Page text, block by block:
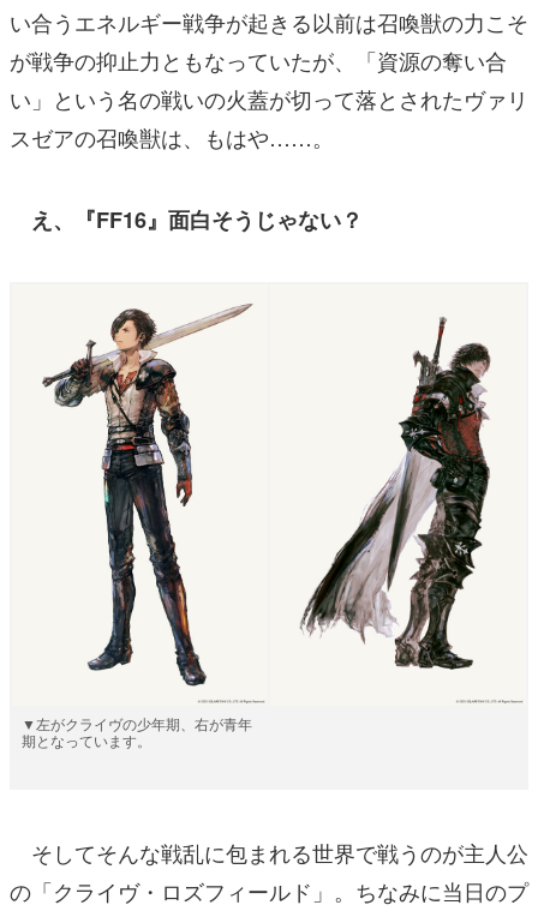
い合うエネルギー戦争が起きる以前は召喚獣の力こそ
が戦争の抑止力ともなっていたが、「資源の奪い合
い」という名の戦いの火蓋が切って落とされたヴァリ
スゼアの召喚獣は、もはや……。
え、『FF16』面白そうじゃない？
▼左がクライヴの少年期、右が青年
期となっています。
そしてそんな戦乱に包まれる世界で戦うのが主人公
の「クライヴ・ロズフィールド」。ちなみに当日のプ